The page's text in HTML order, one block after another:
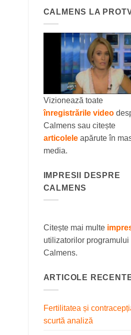
CALMENS LA
Vizionează toate
înregistrările video
Calmens sau citește
articoleleapărute în
media.
IMPRESII DESPRE
CALMENS
Citește mai multe
utilizatorilor programului
Calmens.
ARTICOLE
Fertilitatea și
scurtă analiză